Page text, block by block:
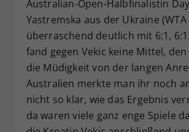
Australian-Open-Halbfinalistin
Yastremska aus der Ukraine (WTA
überraschend deutlich mit 6:1,
fand gegen Vekic keine Mittel, den
die Müdigkeit von der langen
Australien merkte man ihr noch
nicht so klar, wie das Ergebnis
da waren viele ganz enge Spiele